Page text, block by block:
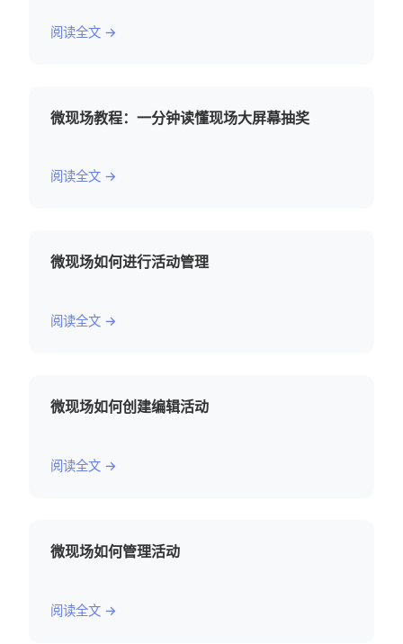
阅读全文 →
微现场教程：一分钟读懂现场大屏幕抽奖
阅读全文 →
微现场如何进行活动管理
阅读全文 →
微现场如何创建编辑活动
阅读全文 →
微现场如何管理活动
阅读全文 →